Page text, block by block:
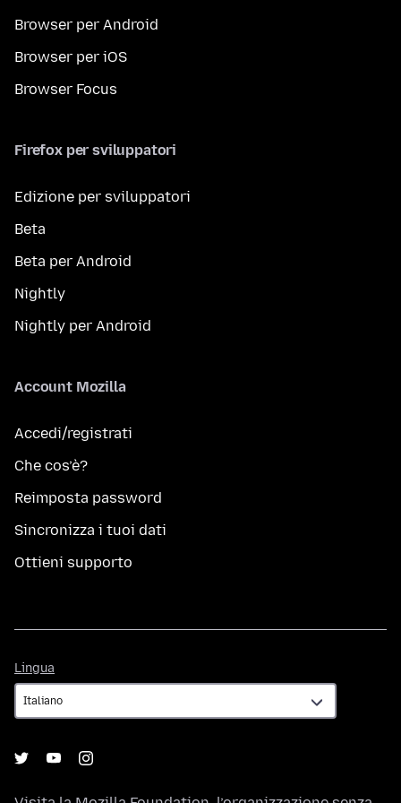
Browser per Android
Browser per iOS
Browser Focus
Firefox per sviluppatori
Edizione per sviluppatori
Beta
Beta per Android
Nightly
Nightly per Android
Account Mozilla
Accedi/registrati
Che cos’è?
Reimposta password
Sincronizza i tuoi dati
Ottieni supporto
Lingua